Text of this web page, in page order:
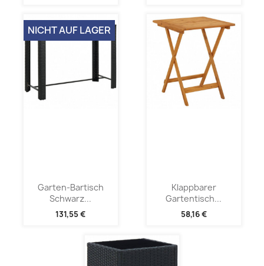
Garten-Bartisch
Schwarz...
131,55 €
NICHT AUF LAGER
Klappbarer
Gartentisch...
58,16 €